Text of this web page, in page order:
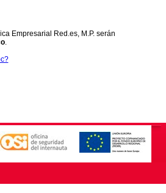
Empresarial Red.es, M.P. serán
.